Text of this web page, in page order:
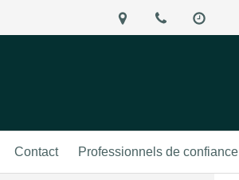
Contact Professionnels de confiance